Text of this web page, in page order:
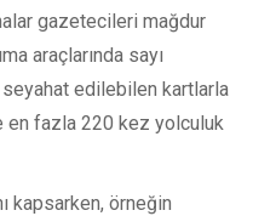
gazetecileri mağdur
araçlarında sayı
seyahat edilebilen kartlarla
en fazla 220 kez yolculuk
kapsarken, örneğin